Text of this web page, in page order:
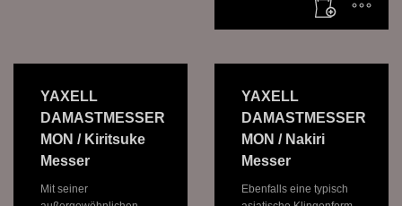
YAXELL
DAMASTMESSER
MON / Kiritsuke
Messer
Mit seiner
YAXELL
DAMASTMESSER
MON / Nakiri
Messer
Ebenfalls eine typisch